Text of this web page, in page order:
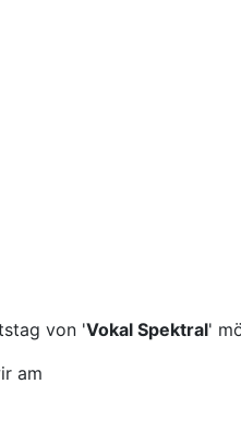
von 'Vokal Spektral'
am